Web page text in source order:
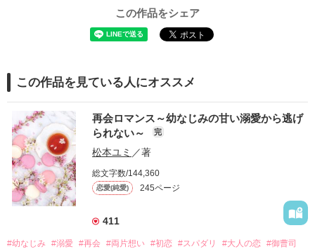
この作品をシェア
この作品を見ている人にオススメ
再会ロマンス～幼なじみの甘い溺愛から逃げ
られない～
完
松本ユミ ／著
総文字数/144,360
恋愛(純愛) 245ページ
411
#幼なじみ #溺愛 #再会 #両片想い #初恋 #スパダリ #大人の恋 #御曹司